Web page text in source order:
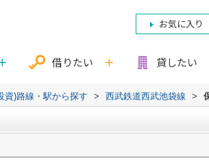
お気に入り
借りたい 貸したい
資)路線・駅から探す > 西武鉄道西武池袋線 >